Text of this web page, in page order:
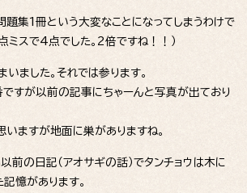
集1冊という大変なことになってしまうわけで
ミスで4点でした。2倍ですね！！）
いました。それでは参ります。
すが以前の記事にちゃーんと写真が出ており
ますが地面に巣がありますね。
前の日記（アオサギの話）でタンチョウは木に
憶があります。